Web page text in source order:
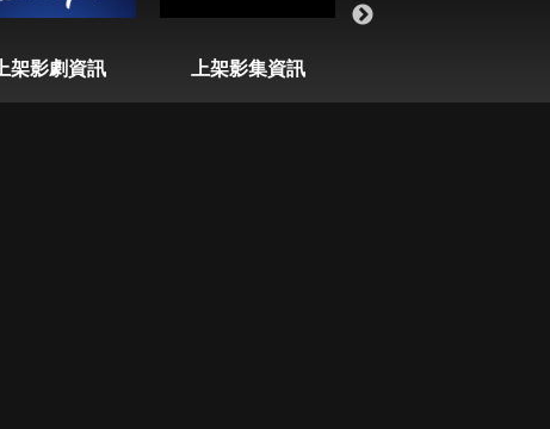
上架影劇資訊 上架影集資訊